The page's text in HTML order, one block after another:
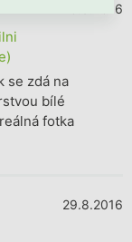
20.9.2016
se zdá na
bílé
fotka
29.8.2016